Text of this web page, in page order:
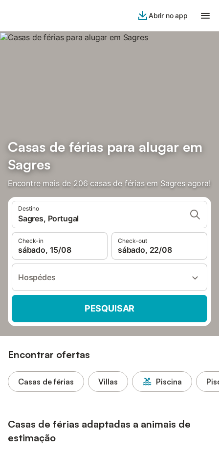
Abrir no app
Casas de férias para alugar em
Sagres
Encontre mais de 206 casas de férias em Sagres agora!
Destino
Sagres, Portugal
Check-in
sábado, 15/08
Check-out
sábado, 22/08
Hospédes
PESQUISAR
Encontrar ofertas
Casas de férias Villas Piscina
Casas de férias adaptadas a animais de
estimação